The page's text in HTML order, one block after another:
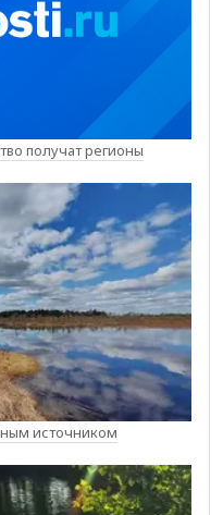
получат регионы
источником